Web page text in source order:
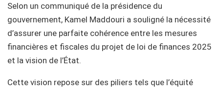
Selon un communiqué de la présidence du
gouvernement, Kamel Maddouri a souligné la nécessité
d’assurer une parfaite cohérence entre les mesures
financières et fiscales du projet de loi de finances 2025
et la vision de l’État.
Cette vision repose sur des piliers tels que l’équité